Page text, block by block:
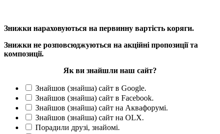
Знижки нараховуються на первинну вартість коряги.
Знижки не розповсюджуються на акційні пропозиції та
композиції.
Як ви знайшли наш сайт?
Знайшов (знайша) сайт в Google.
Знайшов (знайша) сайт в Facebook.
Знайшов (знайша) сайт на Аквафорумі.
Знайшов (знайша) сайт на OLX.
Порадили друзі, знайомі.